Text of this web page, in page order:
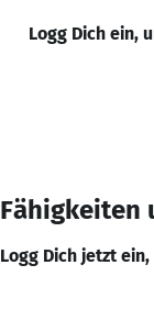
Logg Dich ein,
Fähigkeiten
Logg Dich jetzt